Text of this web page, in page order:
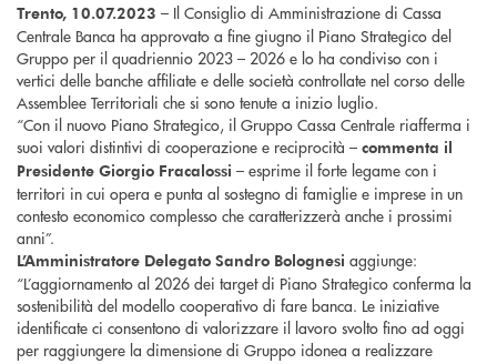
Trento, 10.07.2023 – Il Consiglio di Amministrazione di Cassa
Centrale Banca ha approvato a fine giugno il Piano Strategico del
Gruppo per il quadriennio 2023 – 2026 e lo ha condiviso con i
vertici delle banche affiliate e delle società controllate nel corso delle
Assemblee Territoriali che si sono tenute a inizio luglio.
“Con il nuovo Piano Strategico, il Gruppo Cassa Centrale riafferma i
suoi valori distintivi di cooperazione e reciprocità – commenta il
Presidente Giorgio Fracalossi – esprime il forte legame con i
territori in cui opera e punta al sostegno di famiglie e imprese in un
contesto economico complesso che caratterizzerà anche i prossimi
anni”.
L’Amministratore Delegato Sandro Bolognesi aggiunge:
“L’aggiornamento al 2026 dei target di Piano Strategico conferma la
sostenibilità del modello cooperativo di fare banca. Le iniziative
identificate ci consentono di valorizzare il lavoro svolto fino ad oggi
per raggiungere la dimensione di Gruppo idonea a realizzare